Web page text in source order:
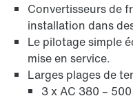
Convertisseurs de
installation dans
Le pilotage simple
mise en service.
Larges plages de
3 x AC 380 –